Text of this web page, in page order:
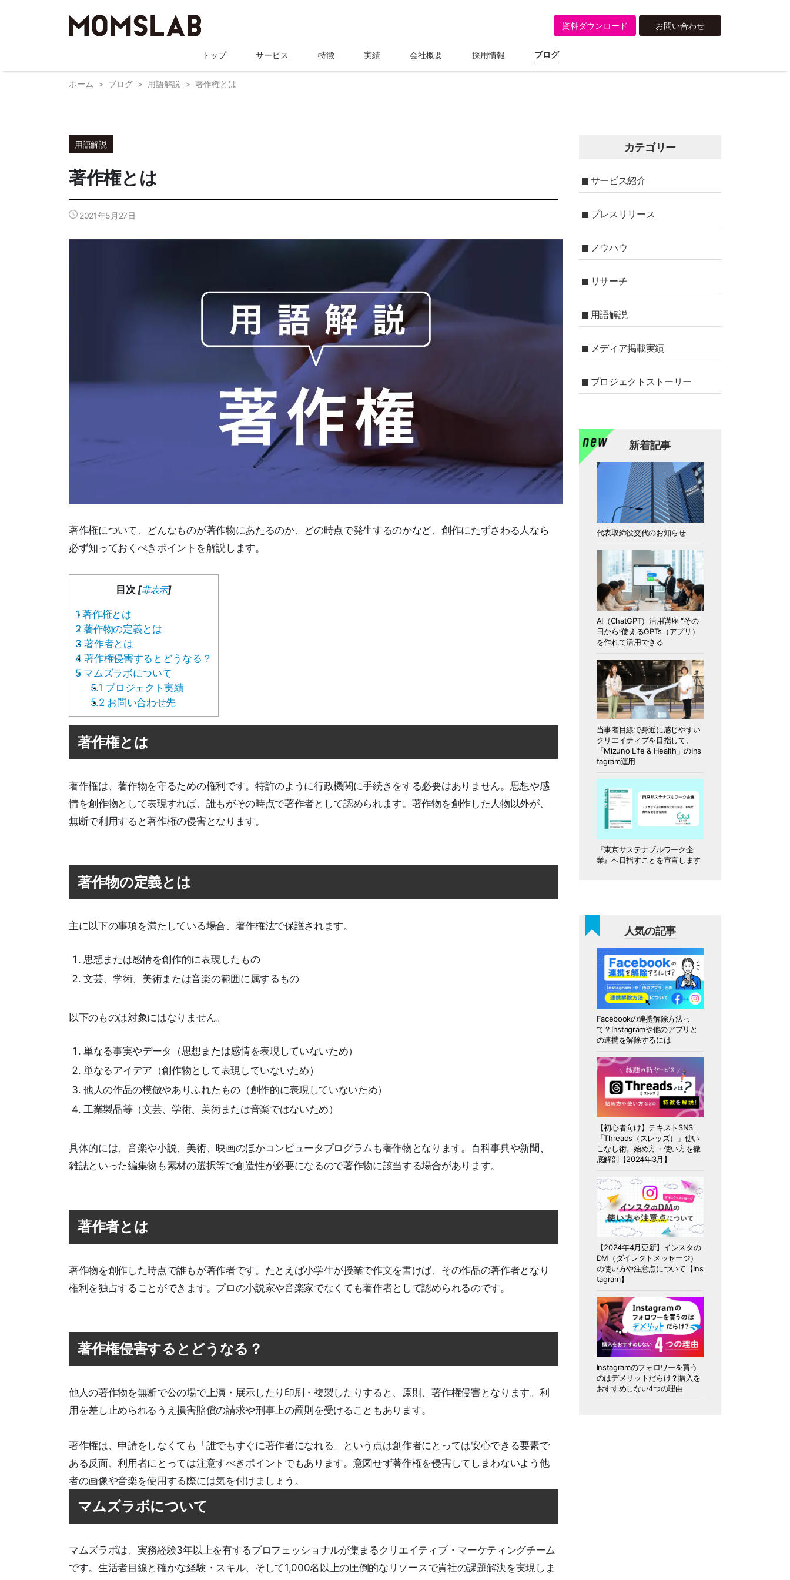
資料ダウンロード お問い合わせ
トップ サービス 特徴 実績 会社概要 採用情報 ブログ
ホーム ブログ 用語解説 著作権とは
用語解説
著作権とは
2021年5月27日
著作権について、どんなものが著作物にあたるのか、どの時点で発生するのかなど、創作にたずさわる人なら
必ず知っておくべきポイントを解説します。
目次 [非表示]
1著作権とは
2 著作物の定義とは
3 著作者とは
4 著作権侵害するとどうなる？
5マムズラボについて
5.1 プロジェクト実績
5.2 お問い合わせ先
著作権とは
著作権は、著作物を守るための権利です。特許のように行政機関に手続きをする必要はありません。思想や感
情を創作物として表現すれば、誰もがその時点で著作者として認められます。著作物を創作した人物以外が、
無断で利用すると著作権の侵害となります。
著作物の定義とは
主に以下の事項を満たしている場合、著作権法で保護されます。
思想または感情を創作的に表現したもの
文芸、学術、美術または音楽の範囲に属するもの
以下のものは対象にはなりません。
単なる事実やデータ（思想または感情を表現していないため）
単なるアイデア（創作物として表現していないため）
他人の作品の模倣やありふれたもの（創作的に表現していないため）
工業製品等（文芸、学術、美術または音楽ではないため）
具体的には、音楽や小説、美術、映画のほかコンピュータプログラムも著作物となります。百科事典や新聞、
雑誌といった編集物も素材の選択等で創造性が必要になるので著作物に該当する場合があります。
著作者とは
著作物を創作した時点で誰もが著作者です。たとえば小学生が授業で作文を書けば、その作品の著作者となり
権利を独占することができます。プロの小説家や音楽家でなくても著作者として認められるのです。
著作権侵害するとどうなる？
他人の著作物を無断で公の場で上演・展示したり印刷・複製したりすると、原則、著作権侵害となります。利
用を差し止められるうえ損害賠償の請求や刑事上の罰則を受けることもあります。
著作権は、申請をしなくても「誰でもすぐに著作者になれる」という点は創作者にとっては安心できる要素で
ある反面、利用者にとっては注意すべきポイントでもあります。意図せず著作権を侵害してしまわないよう他
者の画像や音楽を使用する際には気を付けましょう。
マムズラボについて
マムズラボは、実務経験3年以上を有するプロフェッショナルが集まるクリエイティブ・マーケティングチーム
です。生活者目線と確かな経験・スキル、そして1,000名以上の圧倒的なリソースで貴社の課題解決を実現しま
カテゴリー
サービス紹介
プレスリリース
ノウハウ
リサーチ
用語解説
メディア掲載実績
プロジェクトストーリー
新着記事
代表取締役交代のお知らせ
AI（ChatGPT）活用講座 “その
日から”使えるGPTs（アプリ）
を作れて活用できる
当事者目線で身近に感じやすい
クリエイティブを目指して、
「Mizuno Life & Health」のIns
tagram運用
『東京サステナブルワーク企
業』へ目指すことを宣言します
人気の記事
Facebookの連携解除方法っ
て？Instagramや他のアプリと
の連携を解除するには
【初心者向け】テキストSNS
「Threads（スレッズ）」使い
こなし術。始め方・使い方を徹
底解剖【2024年3月】
【2024年4月更新】インスタの
DM（ダイレクトメッセージ）
の使い方や注意点について【Ins
tagram】
Instagramのフォロワーを買う
のはデメリットだらけ？購入を
おすすめしない4つの理由